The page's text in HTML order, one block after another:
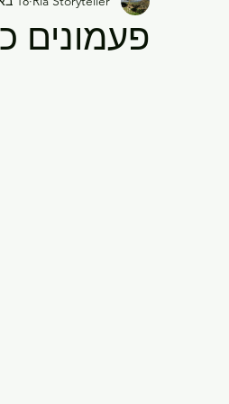
פעמונים